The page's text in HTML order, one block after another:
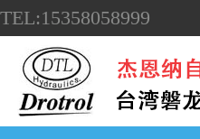
TEL:15358058999